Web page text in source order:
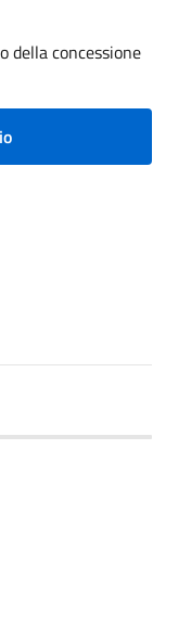
della concessione